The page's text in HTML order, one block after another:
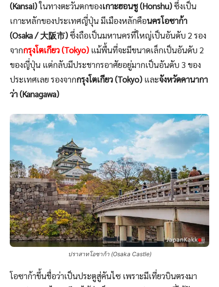
(Kansai)ในทางตะวันตกของเกาะฮอนชู (Honshu)ซึ่งเป็น
เกาะหลักของประเทศญี่ปุ่น มีเมืองหลักคือนครโอซาก้า
(Osaka / 大阪市)ซึ่งถือเป็นมหานครที่ใหญ่เป็นอันดับ 2 รอง
จากกรุงโตเกียว (Tokyo) แม้พื้นที่จะมีขนาดเล็กเป็นอันดับ 2
ของญี่ปุ่น แต่กลับมีประชากรอาศัยอยู่มากเป็นอันดับ 3 ของ
ประเทศเลย รองจากกรุงโตเกียว (Tokyo) และจังหวัดคานากา
ว่า (Kanagawa)
ปราสาทโอซาก้า (Osaka Castle)
โอซาก้าขึ้นชื่อว่าเป็นประตูสู่คันไซ เพราะมีเที่ยวบินตรงมา